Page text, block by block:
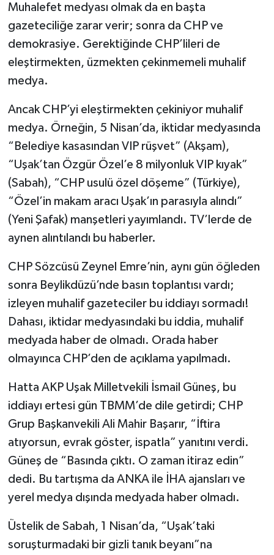
Muhalefet medyası olmak da en başta
gazeteciliğe zarar verir; sonra da CHP ve
demokrasiye. Gerektiğinde CHP’lileri de
eleştirmekten, üzmekten çekinmemeli muhalif
medya.
Ancak CHP’yi eleştirmekten çekiniyor muhalif
medya. Örneğin, 5 Nisan’da, iktidar medyasında
“Belediye kasasından VIP rüşvet” (Akşam),
“Uşak’tan Özgür Özel’e 8 milyonluk VIP kıyak”
(Sabah), “CHP usulü özel döşeme” (Türkiye),
“Özel’in makam aracı Uşak’ın parasıyla alındı”
(Yeni Şafak) manşetleri yayımlandı. TV’lerde de
aynen alıntılandı bu haberler.
CHP Sözcüsü Zeynel Emre’nin, aynı gün öğleden
sonra Beylikdüzü’nde basın toplantısı vardı;
izleyen muhalif gazeteciler bu iddiayı sormadı!
Dahası, iktidar medyasındaki bu iddia, muhalif
medyada haber de olmadı. Orada haber
olmayınca CHP’den de açıklama yapılmadı.
Hatta AKP Uşak Milletvekili İsmail Güneş, bu
iddiayı ertesi gün TBMM’de dile getirdi; CHP
Grup Başkanvekili Ali Mahir Başarır, “İftira
atıyorsun, evrak göster, ispatla” yanıtını verdi.
Güneş de “Basında çıktı. O zaman itiraz edin”
dedi. Bu tartışma da ANKA ile İHA ajansları ve
yerel medya dışında medyada haber olmadı.
Üstelik de Sabah, 1 Nisan’da, “Uşak’taki
soruşturmadaki bir gizli tanık beyanı”na